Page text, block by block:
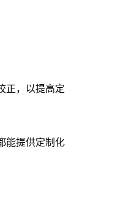
正，以提高定
能提供定制化